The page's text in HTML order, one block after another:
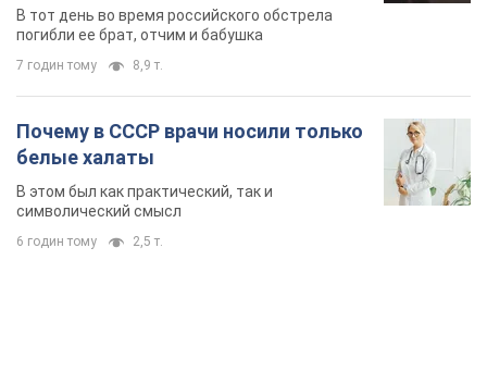
6 годин тому 2,5 т.